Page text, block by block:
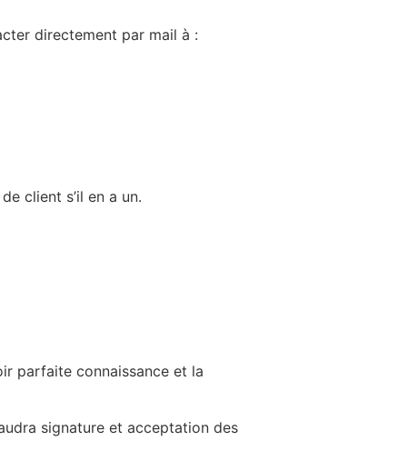
directement par mail à :
client s’il en a un.
parfaite connaissance et la
signature et acceptation des